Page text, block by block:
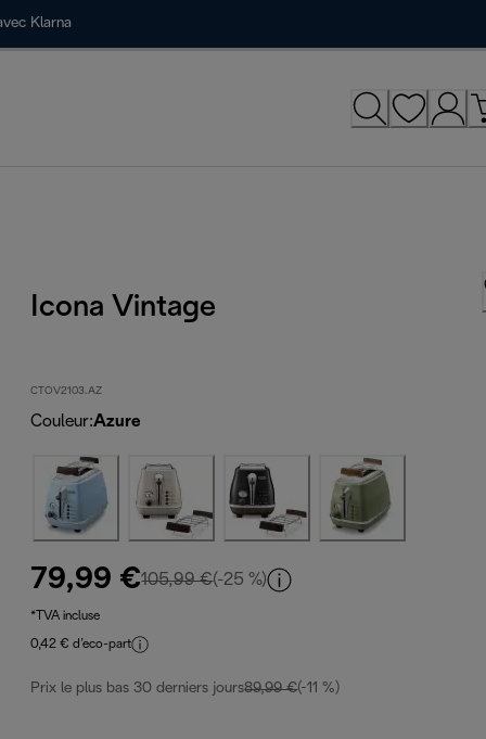
Klarna
Icona Vintage
CTOV2103.AZ
Couleur:Azure
79,99 €105,99 €prix original 105,99 €
(-25 %)
*TVA incluse
0,42 € d’eco-part
Prix le plus bas 30 derniers jours89,99 €(-11 %)